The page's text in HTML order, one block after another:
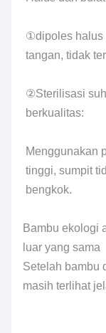
①dipoles halus
tangan, tidak
②Sterilisasi
berkualitas:
Menggunakan
tinggi, sumpit
bengkok.
Bambu ekologi
luar yang sama
Setelah bambu
masih terlihat